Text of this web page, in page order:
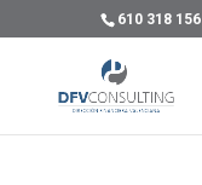
610 318 156